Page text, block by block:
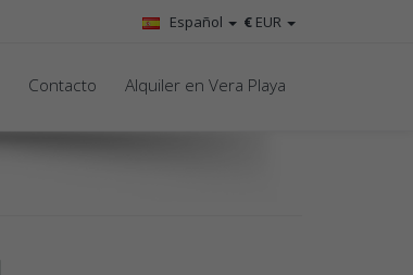
€ EUR
Español
Contacto Alquiler en Vera Playa